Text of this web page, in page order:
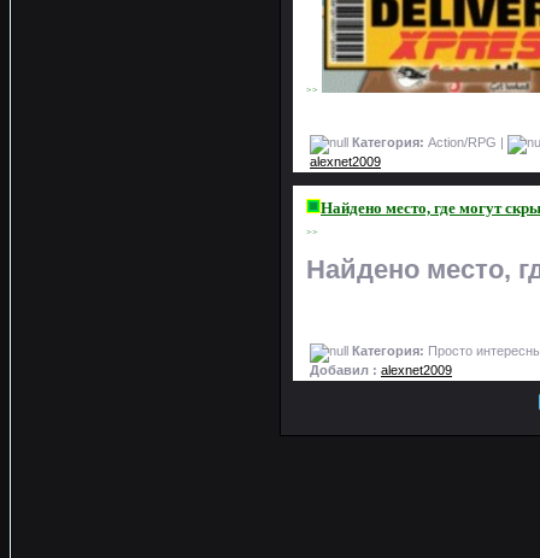
>>
Категория: Action/RPG |
alexnet2009
Найдено место, где могут
>>
Найдено место,
Категория: Просто
Добавил : alexnet2009